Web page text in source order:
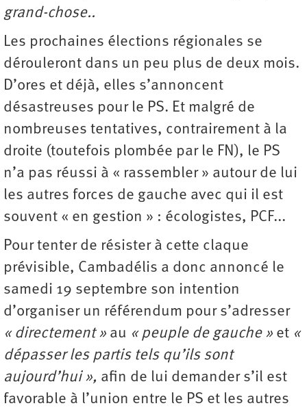
grand-chose..
Les prochaines élections régionales se
dérouleront dans un peu plus de deux mois.
D’ores et déjà, elles s’annoncent
désastreuses pour le PS. Et malgré de
nombreuses tentatives, contrairement à la
droite (toutefois plombée par le FN), le PS
n’a pas réussi à « rassembler » autour de lui
les autres forces de gauche avec qui il est
souvent « en gestion » : écologistes, PCF...
Pour tenter de résister à cette claque
prévisible, Cambadélis a donc annoncé le
samedi 19 septembre son intention
d’organiser un référendum pour s’adresser
« directement » au « peuple de gauche » et «
dépasser les partis tels qu’ils sont
aujourd’hui », afin de lui demander s’il est
favorable à l’union entre le PS et les autres